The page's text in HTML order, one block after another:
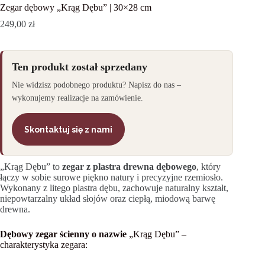
Zegar dębowy „Krąg Dębu” | 30×28 cm
249,00 zł
Ten produkt został sprzedany
Nie widzisz podobnego produktu? Napisz do nas –
wykonujemy realizacje na zamówienie.
Skontaktuj się z nami
„Krąg Dębu” to zegar z plastra drewna dębowego, który
łączy w sobie surowe piękno natury i precyzyjne rzemiosło.
Wykonany z litego plastra dębu, zachowuje naturalny kształt,
niepowtarzalny układ słojów oraz ciepłą, miodową barwę
drewna.
Dębowy zegar ścienny o nazwie „Krąg Dębu” –
charakterystyka zegara: